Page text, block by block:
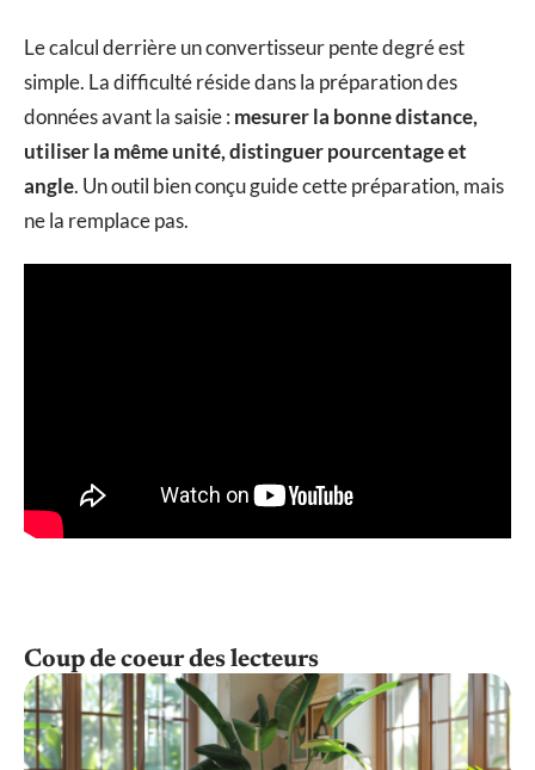
Le calcul derrière un convertisseur pente degré est
simple. La difficulté réside dans la préparation des
données avant la saisie : mesurer la bonne distance,
utiliser la même unité, distinguer pourcentage et
angle. Un outil bien conçu guide cette préparation, mais
ne la remplace pas.
Coup de coeur des lecteurs